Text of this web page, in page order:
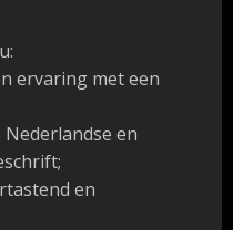
ervaring met een
Nederlandse en
en